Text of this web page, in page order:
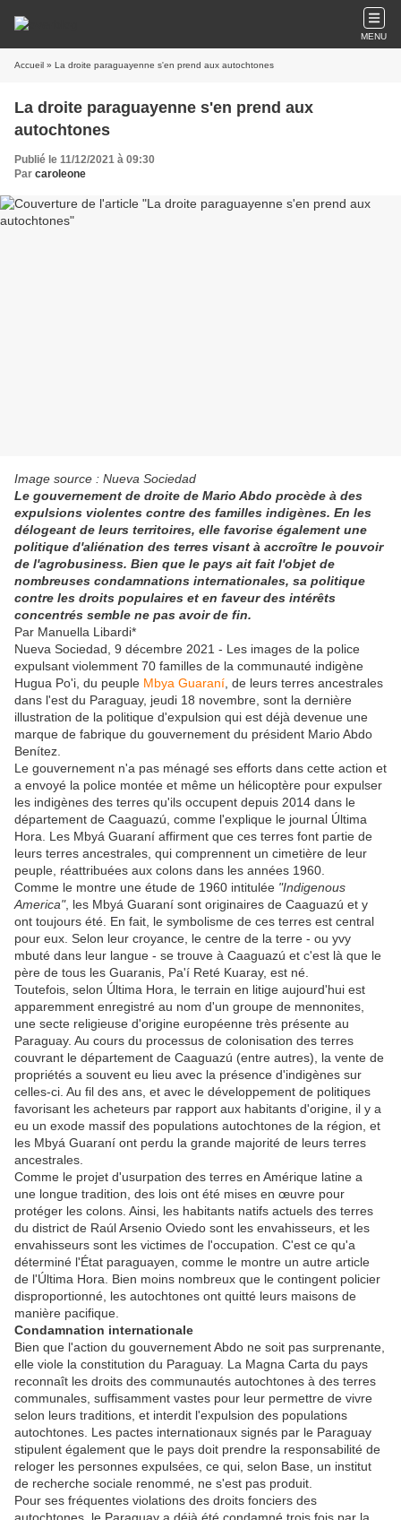
MENU
Accueil » La droite paraguayenne s'en prend aux autochtones
La droite paraguayenne s'en prend aux
autochtones
Publié le 11/12/2021 à 09:30
Par caroleone
Image source : Nueva Sociedad
Le gouvernement de droite de Mario Abdo procède à des
expulsions violentes contre des familles indigènes. En les
délogeant de leurs territoires, elle favorise également une
politique d'aliénation des terres visant à accroître le pouvoir
de l'agrobusiness. Bien que le pays ait fait l'objet de
nombreuses condamnations internationales, sa politique
contre les droits populaires et en faveur des intérêts
concentrés semble ne pas avoir de fin.
Par Manuella Libardi*
Nueva Sociedad, 9 décembre 2021 - Les images de la police
expulsant violemment 70 familles de la communauté indigène
Hugua Po'i, du peuple Mbya Guaraní , de leurs terres ancestrales
dans l'est du Paraguay, jeudi 18 novembre, sont la dernière
illustration de la politique d'expulsion qui est déjà devenue une
marque de fabrique du gouvernement du président Mario Abdo
Benítez.
Le gouvernement n'a pas ménagé ses efforts dans cette action et
a envoyé la police montée et même un hélicoptère pour expulser
les indigènes des terres qu'ils occupent depuis 2014 dans le
département de Caaguazú, comme l'explique le journal Última
Hora. Les Mbyá Guaraní affirment que ces terres font partie de
leurs terres ancestrales, qui comprennent un cimetière de leur
peuple, réattribuées aux colons dans les années 1960.
Comme le montre une étude de 1960 intitulée "Indigenous
America", les Mbyá Guaraní sont originaires de Caaguazú et y
ont toujours été. En fait, le symbolisme de ces terres est central
pour eux. Selon leur croyance, le centre de la terre - ou yvy
mbuté dans leur langue - se trouve à Caaguazú et c'est là que le
père de tous les Guaranis, Pa'í Reté Kuaray, est né.
Toutefois, selon Última Hora, le terrain en litige aujourd'hui est
apparemment enregistré au nom d'un groupe de mennonites,
une secte religieuse d'origine européenne très présente au
Paraguay. Au cours du processus de colonisation des terres
couvrant le département de Caaguazú (entre autres), la vente de
propriétés a souvent eu lieu avec la présence d'indigènes sur
celles-ci. Au fil des ans, et avec le développement de politiques
favorisant les acheteurs par rapport aux habitants d'origine, il y a
eu un exode massif des populations autochtones de la région, et
les Mbyá Guaraní ont perdu la grande majorité de leurs terres
ancestrales.
Comme le projet d'usurpation des terres en Amérique latine a
une longue tradition, des lois ont été mises en œuvre pour
protéger les colons. Ainsi, les habitants natifs actuels des terres
du district de Raúl Arsenio Oviedo sont les envahisseurs, et les
envahisseurs sont les victimes de l'occupation. C'est ce qu'a
déterminé l'État paraguayen, comme le montre un autre article
de l'Última Hora. Bien moins nombreux que le contingent policier
disproportionné, les autochtones ont quitté leurs maisons de
manière pacifique.
Condamnation internationale
Bien que l'action du gouvernement Abdo ne soit pas surprenante,
elle viole la constitution du Paraguay. La Magna Carta du pays
reconnaît les droits des communautés autochtones à des terres
communales, suffisamment vastes pour leur permettre de vivre
selon leurs traditions, et interdit l'expulsion des populations
autochtones. Les pactes internationaux signés par le Paraguay
stipulent également que le pays doit prendre la responsabilité de
reloger les personnes expulsées, ce qui, selon Base, un institut
de recherche sociale renommé, ne s'est pas produit.
Pour ses fréquentes violations des droits fonciers des